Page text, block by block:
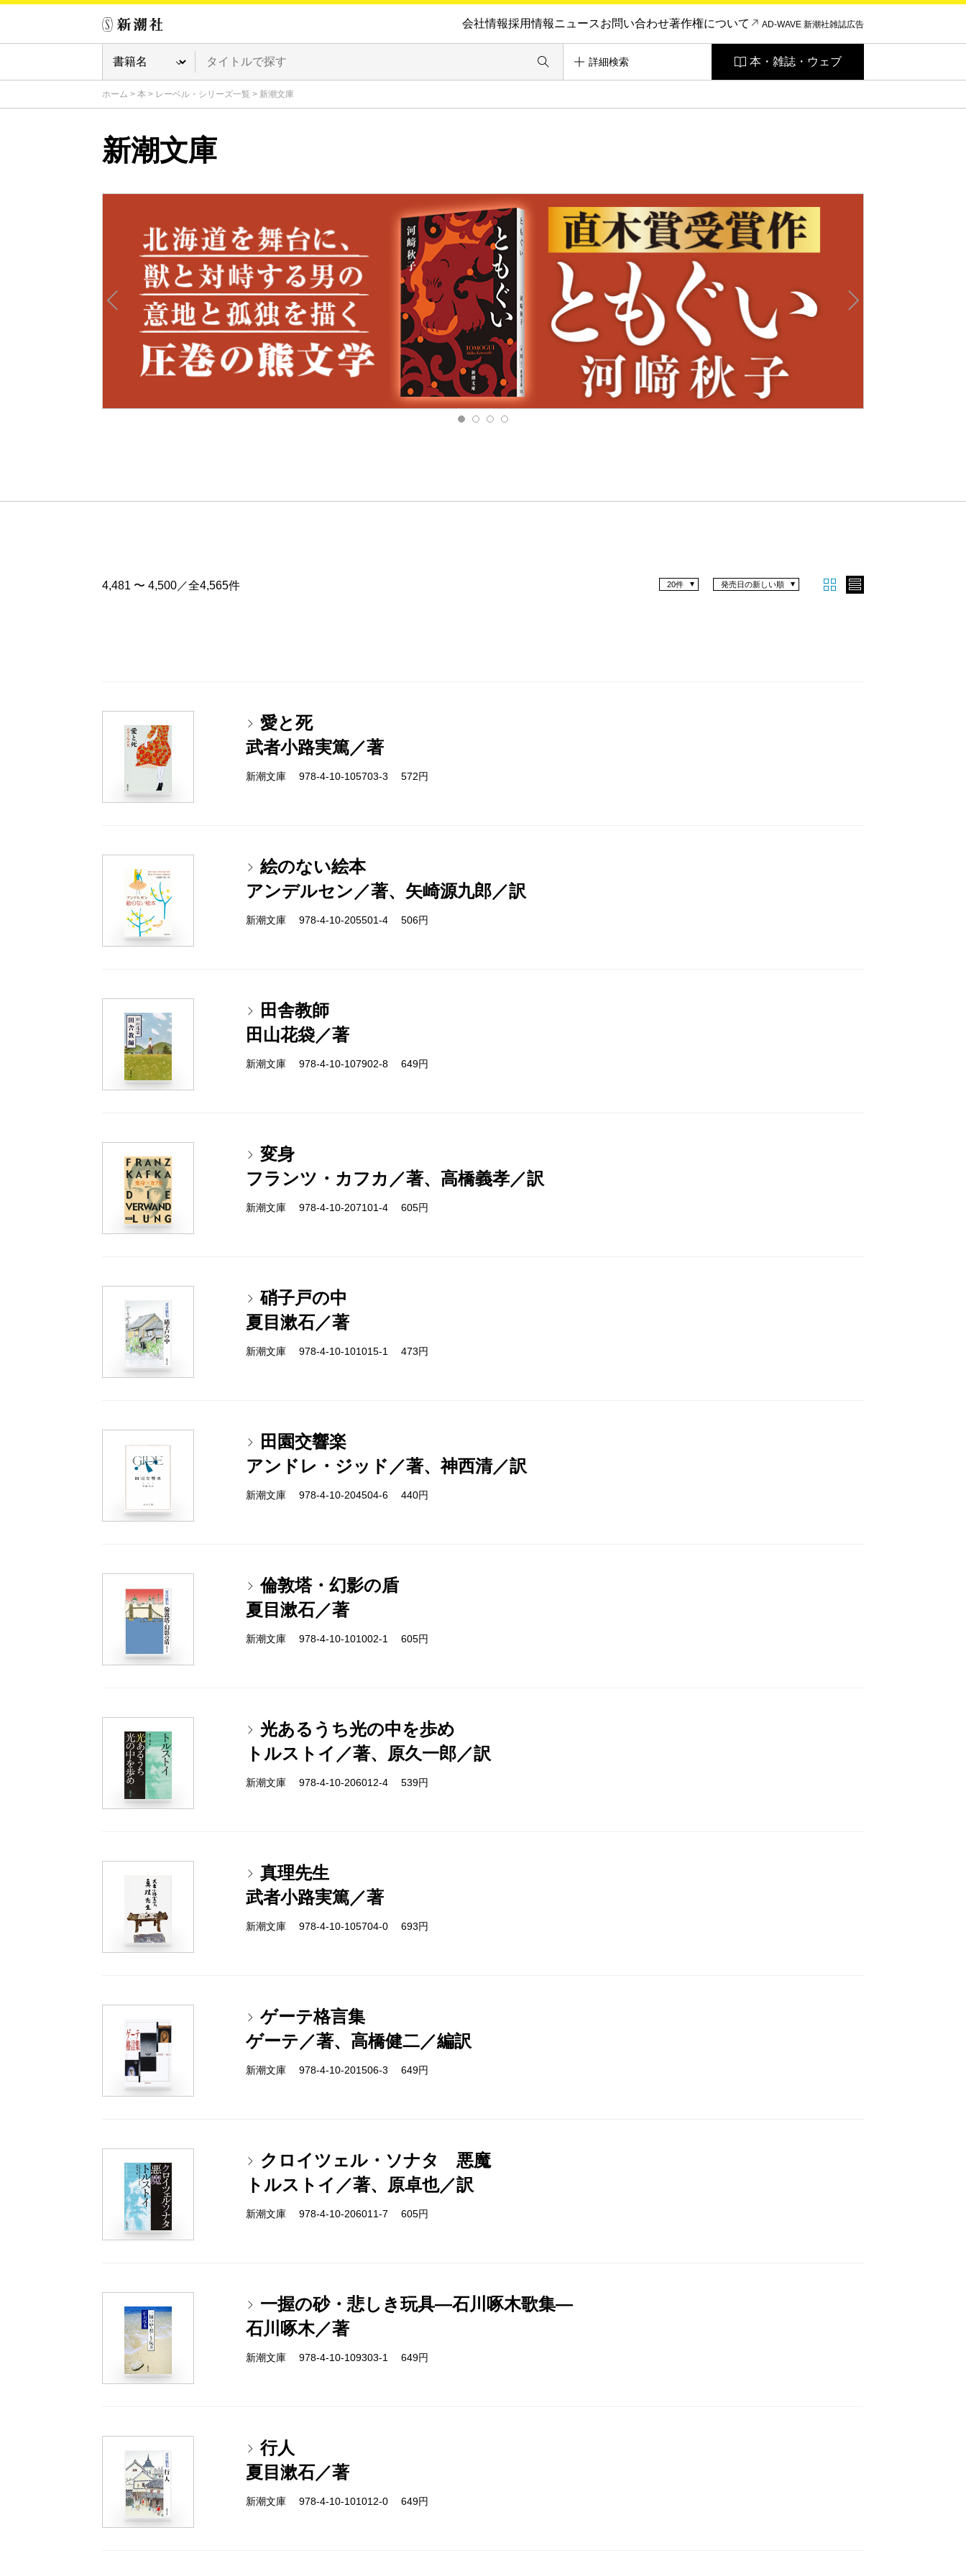
会社情報採用情報ニュースお問い合わせ著作権について AD-WAVE 新潮社雑誌広告
詳細検索 本・雑誌・ウェブ
ホーム > 本 > レーベル・シリーズ一覧 > 新潮文庫
新潮文庫
4,481 〜 4,500／全4,565件 発売日の新しい順
20件
愛と死
武者小路実篤／著
新潮文庫 978-4-10-105703-3 572円
絵のない絵本
アンデルセン／著、矢崎源九郎／訳
新潮文庫 978-4-10-205501-4 506円
田舎教師
田山花袋／著
新潮文庫 978-4-10-107902-8 649円
変身
フランツ・カフカ／著、高橋義孝／訳
新潮文庫 978-4-10-207101-4 605円
硝子戸の中
夏目漱石／著
新潮文庫 978-4-10-101015-1 473円
田園交響楽
アンドレ・ジッド／著、神西清／訳
新潮文庫 978-4-10-204504-6 440円
倫敦塔・幻影の盾
夏目漱石／著
新潮文庫 978-4-10-101002-1 605円
光あるうち光の中を歩め
トルストイ／著、原久一郎／訳
新潮文庫 978-4-10-206012-4 539円
真理先生
武者小路実篤／著
新潮文庫 978-4-10-105704-0 693円
ゲーテ格言集
ゲーテ／著、高橋健二／編訳
新潮文庫 978-4-10-201506-3 649円
クロイツェル・ソナタ 悪魔
トルストイ／著、原卓也／訳
新潮文庫 978-4-10-206011-7 605円
一握の砂・悲しき玩具―石川啄木歌集―
石川啄木／著
新潮文庫 978-4-10-109303-1 649円
行人
夏目漱石／著
新潮文庫 978-4-10-101012-0 649円